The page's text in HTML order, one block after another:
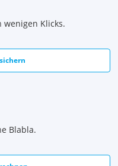
wenigen Klicks.
Blabla.